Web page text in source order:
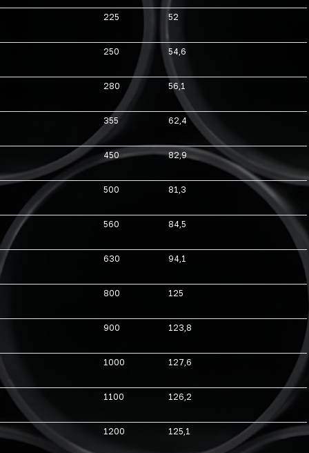
225 52
250 54,6
280 56,1
355 62,4
450 82,9
500 81,3
560 84,5
630 94,1
800 125
900 123,8
1000 127,6
1100 126,2
1200 125,1